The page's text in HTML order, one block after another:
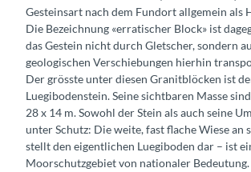
Gesteinsart nach dem Fundort allgemein als
Die Bezeichnung «erratischer Block» ist
das Gestein nicht durch Gletscher, sondern
geologischen Verschiebungen hierhin
Der grösste unter diesen Granitblöcken ist
Luegibodenstein. Seine sichtbaren Masse
28 x 14 m. Sowohl der Stein als auch seine
unter Schutz: Die weite, fast flache Wiese an
stellt den eigentlichen Luegiboden dar – ist
Moorschutzgebiet von nationaler